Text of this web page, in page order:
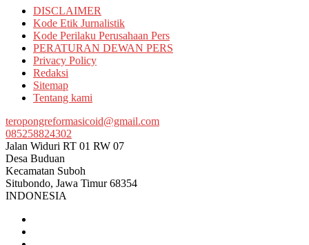
DISCLAIMER
Kode Etik Jurnalistik
Kode Perilaku Perusahaan Pers
PERATURAN DEWAN PERS
Privacy Policy
Redaksi
Sitemap
Tentang kami
teropongreformasicoid@gmail.com
085258824302
Jalan Widuri RT 01 RW 07
Desa Buduan
Kecamatan Suboh
Situbondo, Jawa Timur 68354
INDONESIA